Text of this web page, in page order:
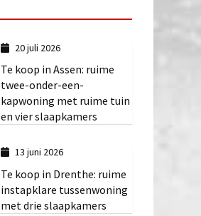
20 juli 2026
Te koop in Assen: ruime
twee-onder-een-
kapwoning met ruime tuin
en vier slaapkamers
13 juni 2026
Te koop in Drenthe: ruime
instapklare tussenwoning
met drie slaapkamers